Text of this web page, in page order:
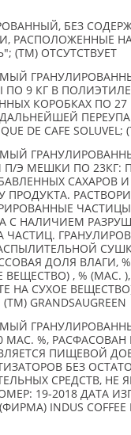
БЕЗ
РАСПОЛОЖЕННЫЕ
(TM) ОТСУТСТВУЕТ
9 КГ В
КОРОБКАХ ПО 27
DE CAFE SOLUVEL;
П/Э МЕШКИ ПО 23КГ:
САХАРОВ
ПРОДУКТА.
С НАЛИЧИЕМ
ДОЛЯ ВЛАГИ, %
, % (МАС.
НА СУХОЕ
GRANDSAUGREEN
МАС. %,
ПИЩЕВОЙ
БЕЗ
СРЕДСТВ, НЕ
19-2018 ДАТА
INDUS COFFEE